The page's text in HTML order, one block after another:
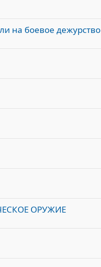
на боевое дежурство
ОРУЖИЕ